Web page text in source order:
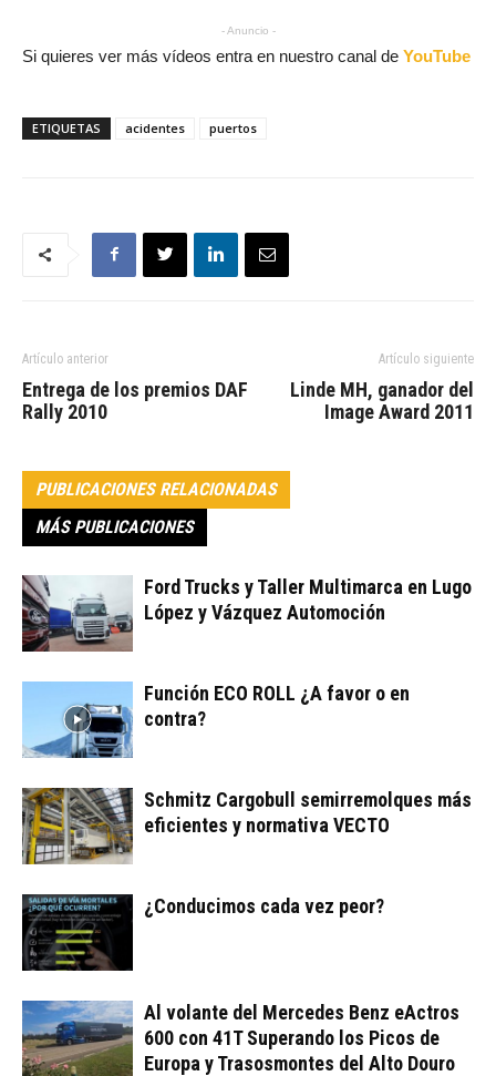
- Anuncio -
Si quieres ver más vídeos entra en nuestro canal de YouTube
ETIQUETAS acidentes puertos
Artículo anterior
Entrega de los premios DAF
Rally 2010
Artículo siguiente
Linde MH, ganador del
Image Award 2011
PUBLICACIONES RELACIONADAS
MÁS PUBLICACIONES
Ford Trucks y Taller Multimarca en Lugo
López y Vázquez Automoción
Función ECO ROLL ¿A favor o en
contra?
Schmitz Cargobull semirremolques más
eficientes y normativa VECTO
¿Conducimos cada vez peor?
Al volante del Mercedes Benz eActros
600 con 41T Superando los Picos de
Europa y Trasosmontes del Alto Douro